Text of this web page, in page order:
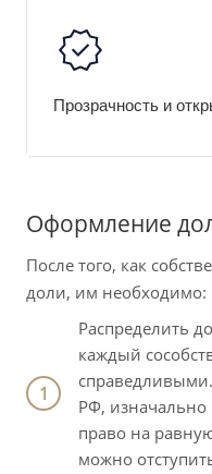
Прозрачность и
Оформление
После того, как
доли, им необходимо:
Распределить
каждый
справедливыми.
РФ, изначально
право на
можно